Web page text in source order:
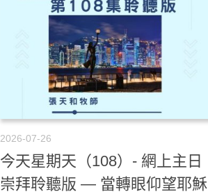
2026-07-26
今天星期天（108）- 網上主日
崇拜聆聽版 — 當轉眼仰望耶穌